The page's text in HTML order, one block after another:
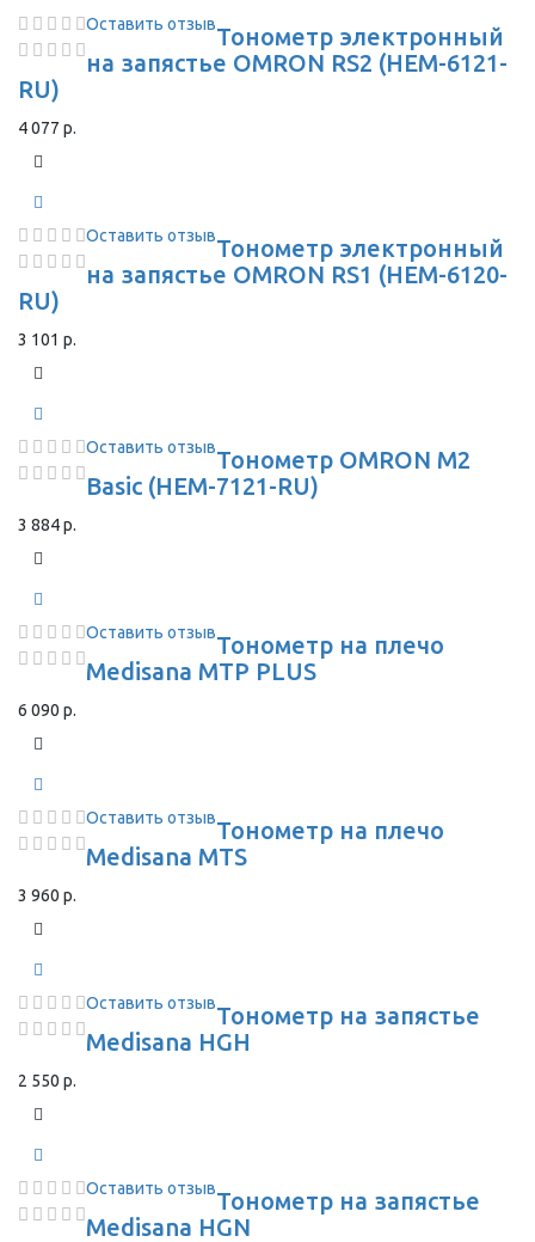
Оставить отзывТонометр электронный
на запястье OMRON RS2 (HEM-6121-
RU)
4 077 р.
Оставить отзывТонометр электронный
на запястье OMRON RS1 (HEM-6120-
RU)
3 101 р.
Оставить отзывТонометр OMRON M2
Basic (HEM-7121-RU)
3 884 р.
Оставить отзывТонометр на плечо
Medisana MTP PLUS
6 090 р.
Оставить отзывТонометр на плечо
Medisana MTS
3 960 р.
Оставить отзывТонометр на запястье
Medisana HGH
2 550 р.
Оставить отзывТонометр на запястье
Medisana HGN